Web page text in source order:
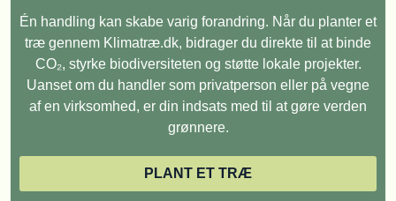
Én handling kan skabe varig forandring. Når du planter et
træ gennem Klimatræ.dk, bidrager du direkte til at binde
CO₂, styrke biodiversiteten og støtte lokale projekter.
Uanset om du handler som privatperson eller på vegne
af en virksomhed, er din indsats med til at gøre verden
grønnere.
PLANT ET TRÆ